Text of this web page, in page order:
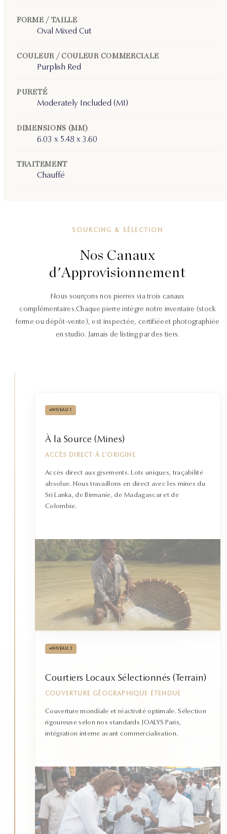
FORME / TAILLE
Oval Mixed Cut
COULEUR / COULEUR COMMERCIALE
Purplish Red
PURETÉ
Moderately Included (MI)
DIMENSIONS (MM)
6.03 x 5.48 x 3.60
TRAITEMENT
Chauffé
SOURCING & SÉLECTION
Nos Canaux
d'Approvisionnement
Nous sourçons nos pierres via trois canaux
complémentaires.Chaque pierre intègre notre inventaire (stock
ferme ou dépôt-vente), est inspectée, certifiée et photographiée
en studio. Jamais de listing par des tiers.
• NIVEAU 1
À la Source (Mines)
ACCÈS DIRECT À L'ORIGINE
Accès direct aux gisements. Lots uniques, traçabilité
absolue. Nous travaillons en direct avec les mines du
Sri Lanka, de Birmanie, de Madagascar et de
Colombie.
• NIVEAU 2
Courtiers Locaux Sélectionnés (Terrain)
COUVERTURE GÉOGRAPHIQUE ÉTENDUE
Couverture mondiale et réactivité optimale. Sélection
rigoureuse selon nos standards JOALYS Paris,
intégration interne avant commercialisation.